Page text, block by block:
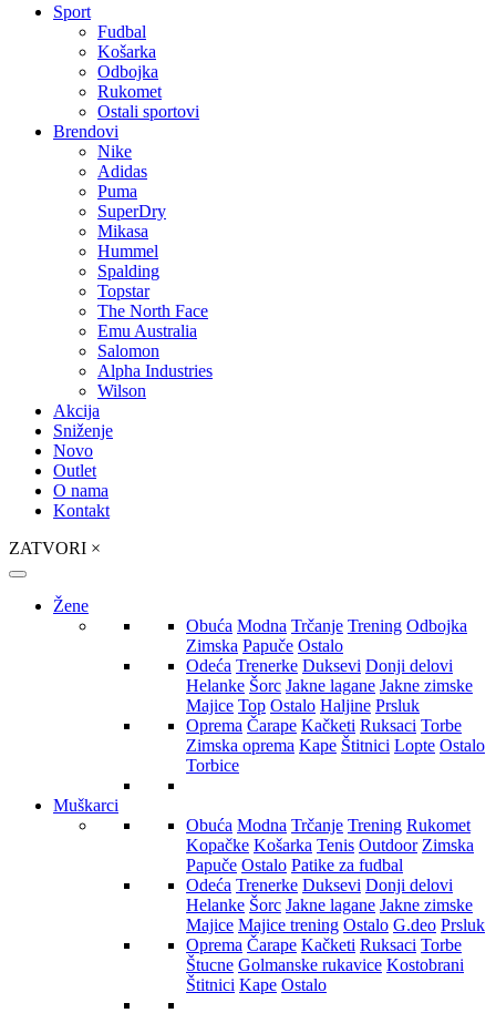
Sport
Fudbal
Košarka
Odbojka
Rukomet
Ostali sportovi
Brendovi
Nike
Adidas
Puma
SuperDry
Mikasa
Hummel
Spalding
Topstar
The North Face
Emu Australia
Salomon
Alpha Industries
Wilson
Akcija
Sniženje
Novo
Outlet
O nama
Kontakt
ZATVORI ×
Žene
Obuća Modna Trčanje Trening Odbojka
Zimska Papuče Ostalo
Odeća Trenerke Duksevi Donji delovi
Helanke Šorc Jakne lagane Jakne zimske
Majice Top Ostalo Haljine Prsluk
Oprema Čarape Kačketi Ruksaci Torbe
Zimska oprema Kape Štitnici Lopte Ostalo
Torbice
Muškarci
Obuća Modna Trčanje Trening Rukomet
Kopačke Košarka Tenis Outdoor Zimska
Papuče Ostalo Patike za fudbal
Odeća Trenerke Duksevi Donji delovi
Helanke Šorc Jakne lagane Jakne zimske
Majice Majice trening Ostalo G.deo Prsluk
Oprema Čarape Kačketi Ruksaci Torbe
Štucne Golmanske rukavice Kostobrani
Štitnici Kape Ostalo